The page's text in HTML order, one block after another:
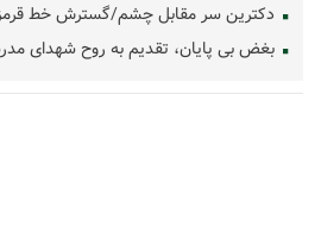
دکترین سر مقابل چشم/گسترش خط قرمز
بغض بی پایان، تقدیم به روح شهدای